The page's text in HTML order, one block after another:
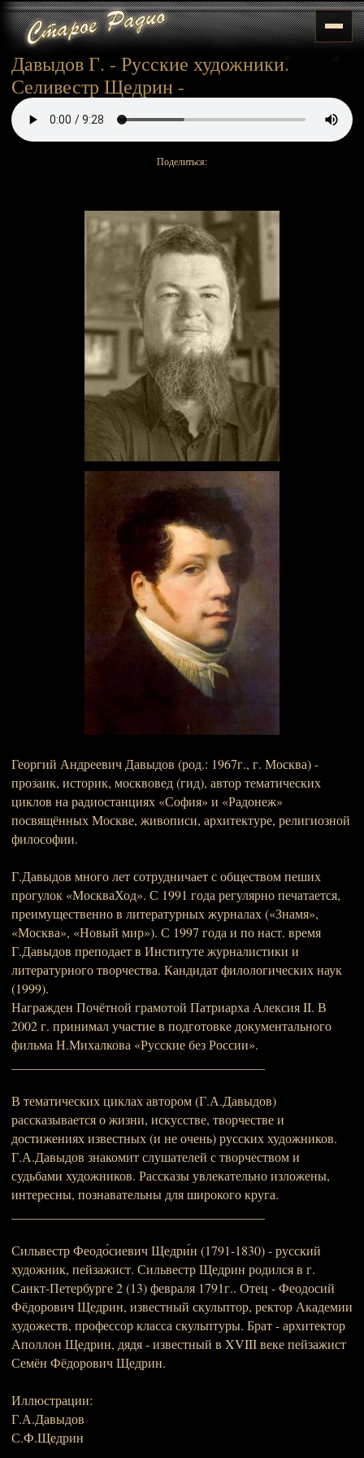
Давыдов Г. - Русские художники.
Селивестр Щедрин -
Поделиться:
Георгий Андреевич Давыдов (род.: 1967г., г. Москва) -
прозаик, историк, москвовед (гид), автор тематических
циклов на радиостанциях «София» и «Радонеж»
посвящённых Москве, живописи, архитектуре, религиозной
философии.
Г.Давыдов много лет сотрудничает с обществом пеших
прогулок «МоскваХод». С 1991 года регулярно печатается,
преимущественно в литературных журналах («Знамя»,
«Москва», «Новый мир»). С 1997 года и по наст. время
Г.Давыдов преподает в Институте журналистики и
литературного творчества. Кандидат филологических наук
(1999).
Награжден Почётной грамотой Патриарха Алексия II. В
2002 г. принимал участие в подготовке документального
фильма Н.Михалкова «Русские без России».
В тематических циклах автором (Г.А.Давыдов)
рассказывается о жизни, искусстве, творчестве и
достижениях известных (и не очень) русских художников.
Г.А.Давыдов знакомит слушателей с творчеством и
судьбами художников. Рассказы увлекательно изложены,
интересны, познавательны для широкого круга.
Сильвестр Феодо́сиевич Щедри́н (1791-1830) - русский
художник, пейзажист. Сильвестр Щедрин родился в г.
Санкт-Петербурге 2 (13) февраля 1791г.. Отец - Феодосий
Фёдорович Щедрин, известный скульптор, ректор Академии
художеств, профессор класса скульптуры. Брат - архитектор
Аполлон Щедрин, дядя - известный в XVIII веке пейзажист
Семён Фёдорович Щедрин.
Иллюстрации:
Г.А.Давыдов
С.Ф.Щедрин